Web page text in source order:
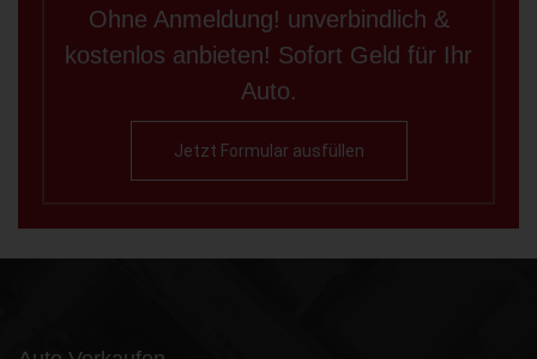
Ohne Anmeldung! unverbindlich &
kostenlos anbieten! Sofort Geld für Ihr
Auto.
Jetzt Formular ausfüllen